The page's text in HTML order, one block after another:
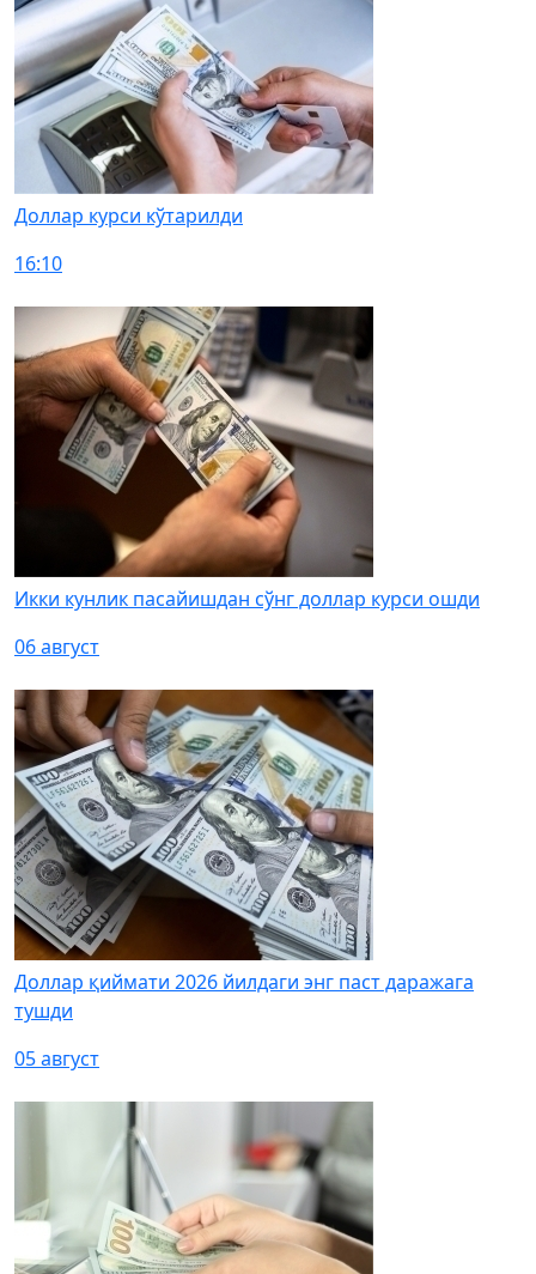
Доллар курси кўтарилди
16:10
Икки кунлик пасайишдан сўнг доллар курси ошди
06 август
Доллар қиймати 2026 йилдаги энг паст даражага
тушди
05 август